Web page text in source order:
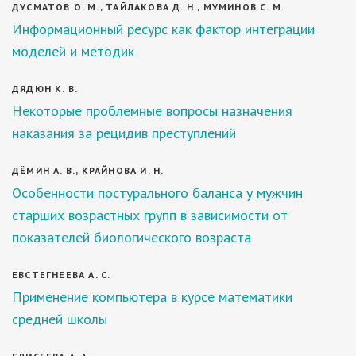
ДУСМАТОВ О. М., ТАЙЛАКОВА Д. Н., МУМИНОВ С. М.
Информационный ресурс как фактор интеграции
моделей и методик
ДЯДЮН К. В.
Некоторые проблемные вопросы назначения
наказания за рецидив преступлений
ДЁМИН А. В., КРАЙНОВА И. Н.
Особенности постурального баланса у мужчин
старших возрастных групп в зависимости от
показателей биологического возраста
ЕВСТЕГНЕЕВА А. С.
Применение компьютера в курсе математики
средней школы